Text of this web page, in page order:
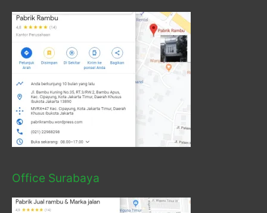
Office Surabaya